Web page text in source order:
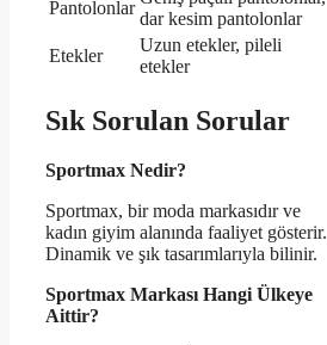
Pantolonlar
dar kesim pantolonlar
Etekler
Uzun etekler, pileli
etekler
Sık Sorulan Sorular
Sportmax Nedir?
Sportmax, bir moda markasıdır ve
kadın giyim alanında faaliyet gösterir.
Dinamik ve şık tasarımlarıyla bilinir.
Sportmax Markası Hangi Ülkeye
Aittir?